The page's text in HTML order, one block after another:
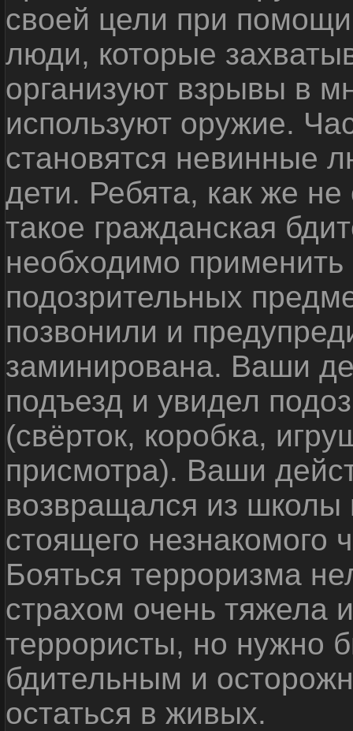
своей цели при
люди, которые
организуют взрывы в
используют оружие.
становятся невинные
дети. Ребята, как же не
такое гражданская
необходимо
подозрительных
позвонили и
заминирована. Ваши
подъезд и увидел
(свёрток, коробка,
присмотра). Ваши
возвращался из школы
стоящего незнакомого
Бояться терроризма
страхом очень тяжела
террористы, но нужно
бдительным и
остаться в живых.